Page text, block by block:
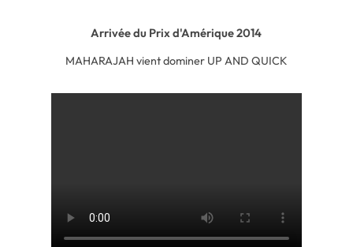
Arrivée du Prix d'Amérique 2014
MAHARAJAH vient dominer UP AND QUICK